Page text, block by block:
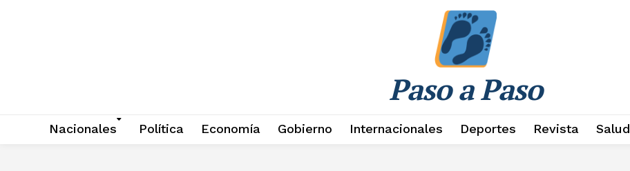
Paso a Paso
Nacionales Política Economía Gobierno Internacionales Deportes Revista Salud